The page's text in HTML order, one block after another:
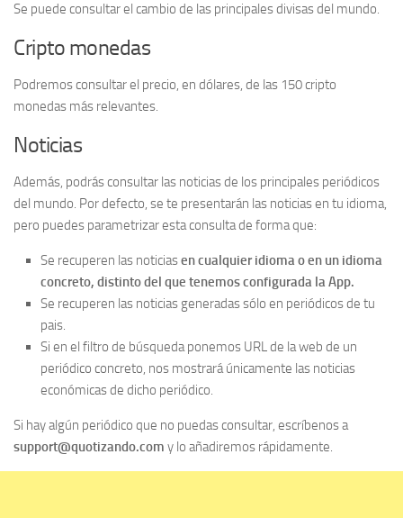
Se puede consultar el cambio de las principales divisas del mundo.
Cripto monedas
Podremos consultar el precio, en dólares, de las 150 cripto
monedas más relevantes.
Noticias
Además, podrás consultar las noticias de los principales periódicos
del mundo. Por defecto, se te presentarán las noticias en tu idioma,
pero puedes parametrizar esta consulta de forma que:
Se recuperen las noticiasen cualquier idioma o en un idioma
concreto, distinto del que tenemos configurada la App.
Se recuperen las noticias generadas sólo en periódicos de tu
pais.
Si en el filtro de búsqueda ponemos URL de la web de un
periódico concreto, nos mostrará únicamente las noticias
económicas de dicho periódico.
Si hay algún periódico que no puedas consultar, escríbenos a
support@quotizando.com y lo añadiremos rápidamente.